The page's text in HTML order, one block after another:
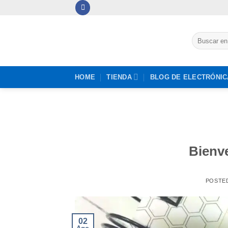
Buscar
por:
HOME TIENDA BLOG DE
02